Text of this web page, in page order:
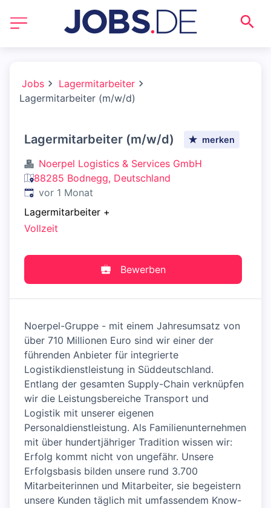
Jobs
Lagermitarbeiter
Lagermitarbeiter (m/w/d)
Lagermitarbeiter (m/w/d) merken
Noerpel Logistics & Services GmbH
88285 Bodnegg, Deutschland
Veröffentlicht:
vor 1 Monat
Lagermitarbeiter +
Vollzeit
Bewerben
Noerpel-Gruppe - mit einem Jahresumsatz von
über 710 Millionen Euro sind wir einer der
führenden Anbieter für integrierte
Logistikdienstleistung in Süddeutschland.
Entlang der gesamten Supply-Chain verknüpfen
wir die Leistungsbereiche Transport und
Logistik mit unserer eigenen
Personaldienstleistung. Als Familienunternehmen
mit über hundertjähriger Tradition wissen wir:
Erfolg kommt nicht von ungefähr. Unsere
Erfolgsbasis bilden unsere rund 3.700
Mitarbeiterinnen und Mitarbeiter, sie begeistern
unsere Kunden täglich mit umfassendem Know-